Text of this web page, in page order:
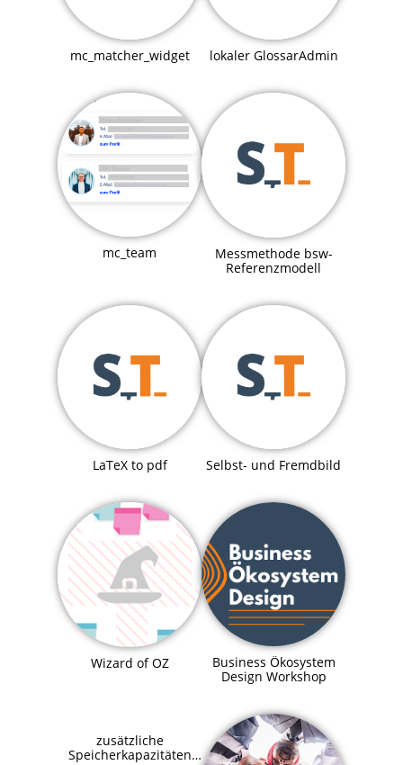
mc_matcher_widget lokaler GlossarAdmin
mc_team
Messmethode bsw-
Referenzmodell
LaTeX to pdf Selbst- und Fremdbild
Wizard of OZ
Business Ökosystem
Design Workshop
zusätzliche
Speicherkapazitäten